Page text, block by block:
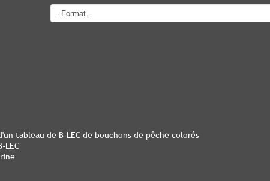
tableau de B-LEC de bouchons de pêche colorés
LEC